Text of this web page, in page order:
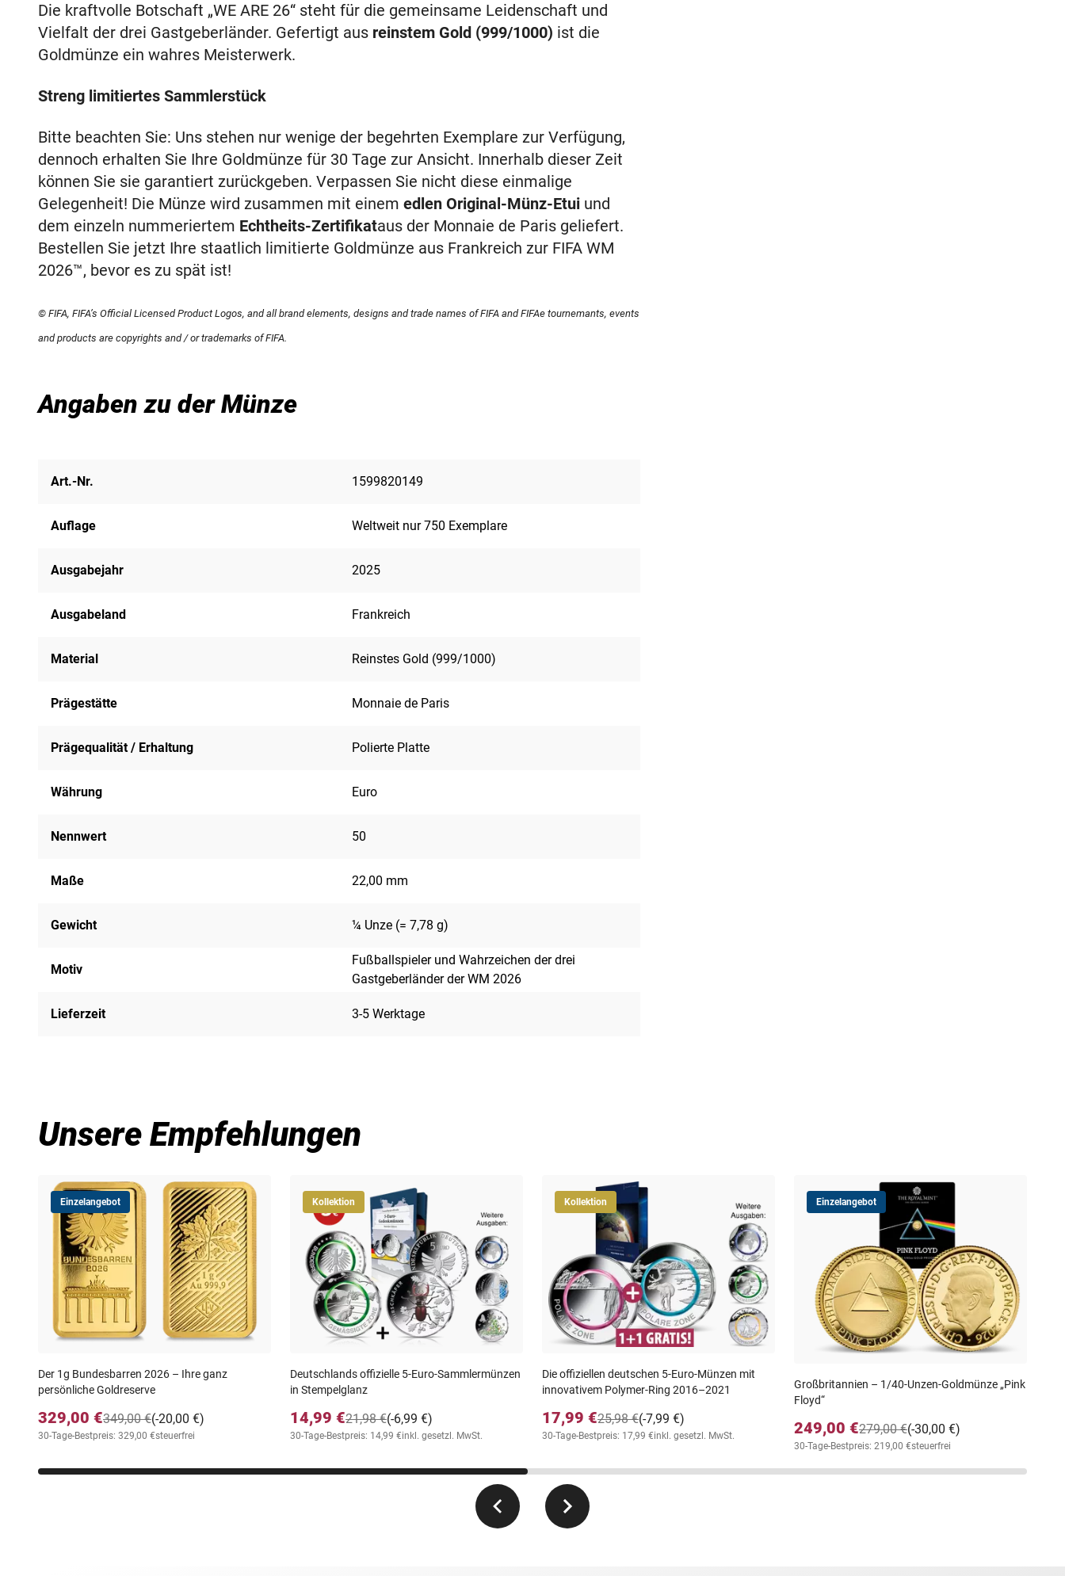
Die kraftvolle Botschaft „WE ARE 26“ steht für die gemeinsame Leidenschaft und
Vielfalt der drei Gastgeberländer. Gefertigt aus reinstem Gold (999/1000) ist die
Goldmünze ein wahres Meisterwerk.
Streng limitiertes Sammlerstück
Bitte beachten Sie: Uns stehen nur wenige der begehrten Exemplare zur Verfügung,
dennoch erhalten Sie Ihre Goldmünze für 30 Tage zur Ansicht. Innerhalb dieser Zeit
können Sie sie garantiert zurückgeben. Verpassen Sie nicht diese einmalige
Gelegenheit! Die Münze wird zusammen mit einem edlen Original-Münz-Etui und
dem einzeln nummeriertem Echtheits-Zertifikataus der Monnaie de Paris geliefert.
Bestellen Sie jetzt Ihre staatlich limitierte Goldmünze aus Frankreich zur FIFA WM
2026™, bevor es zu spät ist!
© FIFA, FIFA’s Official Licensed Product Logos, and all brand elements, designs and trade names of FIFA and FIFAe tournemants, events
and products are copyrights and / or trademarks of FIFA.
Angaben zu der Münze
Art.-Nr. 1599820149
Auflage Weltweit nur 750 Exemplare
Ausgabejahr 2025
Ausgabeland Frankreich
Material Reinstes Gold (999/1000)
Prägestätte Monnaie de Paris
Prägequalität / Erhaltung Polierte Platte
Währung Euro
Nennwert 50
Maße 22,00 mm
Gewicht ¼ Unze (= 7,78 g)
Motiv
Fußballspieler und Wahrzeichen der drei
Gastgeberländer der WM 2026
Lieferzeit 3-5 Werktage
Unsere Empfehlungen
Einzelangebot
Der 1g Bundesbarren 2026 – Ihre ganz
persönliche Goldreserve
329,00 € (-20,00 €)
349,00 €
30-Tage-Bestpreis: 329,00 €steuerfrei
Kollektion
Deutschlands offizielle 5-Euro-Sammlermünzen
in Stempelglanz
14,99 € (-6,99 €)
21,98 €
30-Tage-Bestpreis: 14,99 €inkl. gesetzl. MwSt.
Kollektion
Die offiziellen deutschen 5-Euro-Münzen mit
innovativem Polymer-Ring 2016–2021
17,99 € (-7,99 €)
25,98 €
30-Tage-Bestpreis: 17,99 €inkl. gesetzl. MwSt.
Einzelangebot
Großbritannien – 1/40-Unzen-Goldmünze „Pink
Floyd“
249,00 € (-30,00 €)
279,00 €
30-Tage-Bestpreis: 219,00 €steuerfrei